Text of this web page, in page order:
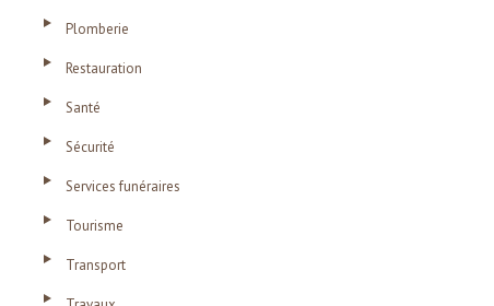
Plomberie
Restauration
Santé
Sécurité
Services funéraires
Tourisme
Transport